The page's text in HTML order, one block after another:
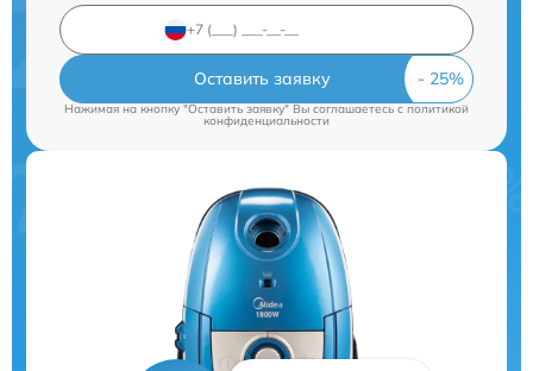
Оставить заявку
Нажимая на кнопку "Оставить заявку" Вы соглашаетесь cполитикой
конфиденциальности